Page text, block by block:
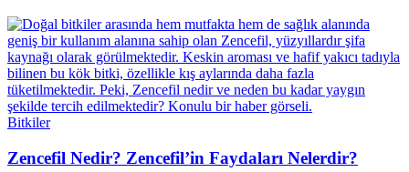
Bitkiler
Zencefil Nedir? Zencefil’in Faydaları Nelerdir?